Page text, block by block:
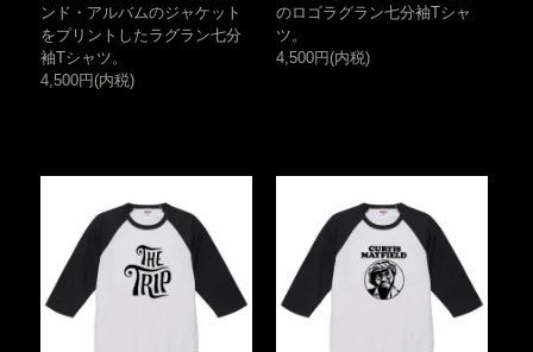
ンド・アルバムのジャケット
をプリントしたラグラン七分
袖Tシャツ。
4,500円(内税)
のロゴラグラン七分袖Tシャ
ツ。
4,500円(内税)